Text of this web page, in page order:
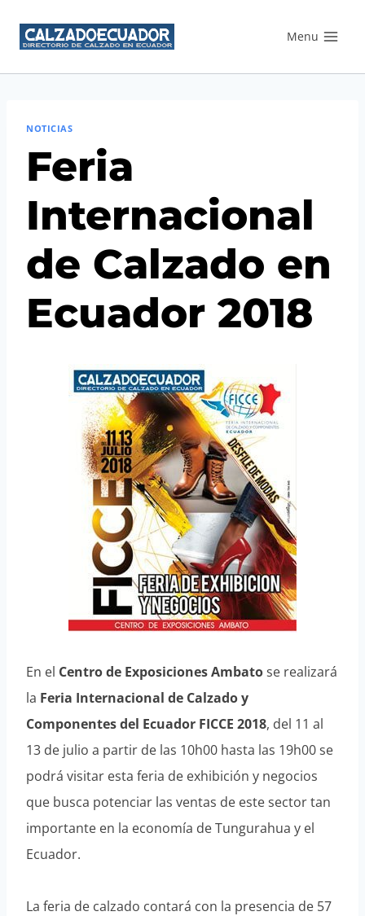
Menu
NOTICIAS
Feria
Internacional
de Calzado en
Ecuador 2018
En el Centro de Exposiciones Ambatose realizará
la Feria Internacional de Calzado y
Componentes del Ecuador FICCE 2018, del 11 al
13 de julio a partir de las 10h00 hasta las 19h00 se
podrá visitar esta feria de exhibición y negocios
que busca potenciar las ventas de este sector tan
importante en la economía de Tungurahua y el
Ecuador.
La feria de calzado contará con la presencia de 57